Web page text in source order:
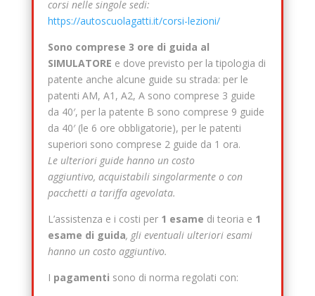
corsi nelle singole sedi:
https://autoscuolagatti.it/corsi-lezioni/
Sono comprese 3 ore di guida al
SIMULATORE e dove previsto per la tipologia di
patente anche alcune guide su strada: per le
patenti AM, A1, A2, A sono comprese 3 guide
da 40′, per la patente B sono comprese 9 guide
da 40′ (le 6 ore obbligatorie), per le patenti
superiori sono comprese 2 guide da 1 ora.
Leulteriori guide hanno un costo
aggiuntivo, acquistabili singolarmente o con
pacchetti a tariffa agevolata.
L’assistenza e i costi per 1 esame di teoria e 1
esame di guida, gli eventuali ulteriori esami
hanno un costo aggiuntivo.
I pagamenti sono di norma regolati con: